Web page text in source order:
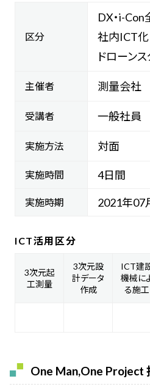
区分
DX・i-Con
社内ICT化
ドローン
主催者 測量会社
受講者 一般社員
実施方法 対面
実施時間 4日間
実施時期 2021年07
ICT活用区分
3次元起
工測量
3次元設
計データ
作成
ICT建
機械に
る施工
One Man,One Project